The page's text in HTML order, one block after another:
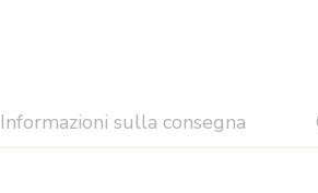
Informazioni sulla consegna